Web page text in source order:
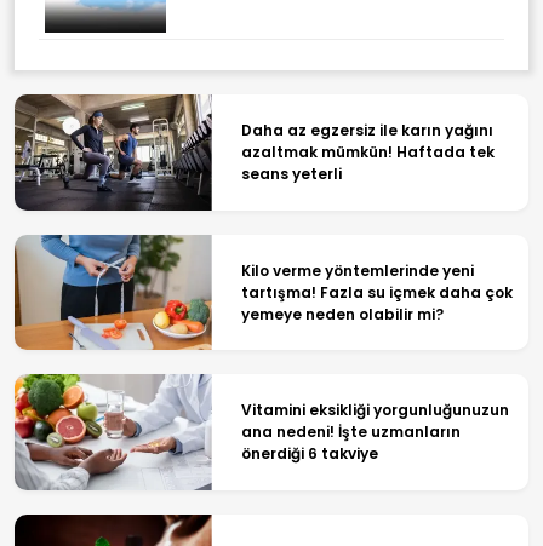
Daha az egzersiz ile karın yağını
azaltmak mümkün! Haftada tek
seans yeterli
Kilo verme yöntemlerinde yeni
tartışma! Fazla su içmek daha çok
yemeye neden olabilir mi?
Vitamini eksikliği yorgunluğunuzun
ana nedeni! İşte uzmanların
önerdiği 6 takviye